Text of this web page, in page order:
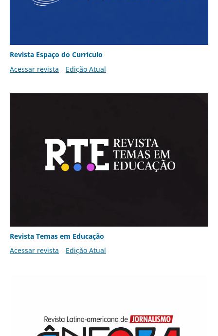
Revista Espaço do Currículo
Acessar revista
Edição Atual
Revista Temas em Educação
Acessar revista
Edição Atual